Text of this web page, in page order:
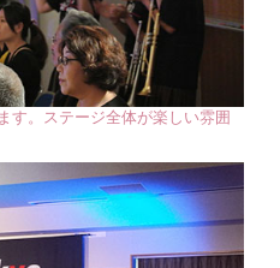
す。ステージ全体が楽しい雰囲